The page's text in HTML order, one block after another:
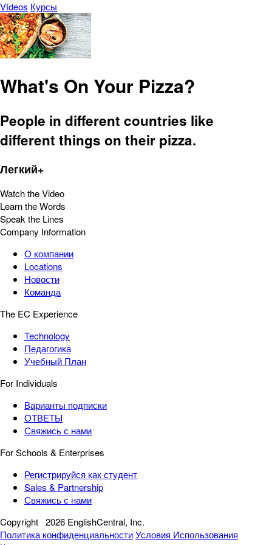
Vídeos Курсы
What's On Your Pizza?
People in different countries like
different things on their pizza.
Легкий+
Watch the Video
Learn the Words
Speak the Lines
Company Information
О компании
Locations
Новости
Команда
The EC Experience
Technology
Педагогика
Учебный План
For Individuals
Варианты подписки
ОТВЕТЫ
Свяжись с нами
For Schools & Enterprises
Регистрируйся как студент
Sales & Partnership
Свяжись с нами
Copyright 2026 EnglishCentral, Inc.
Политика конфиденциальностиУсловия Использования